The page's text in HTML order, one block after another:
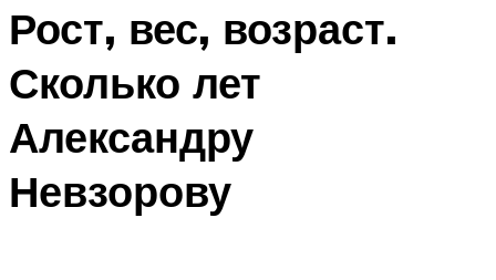
Рост, вес, возраст.
Сколько лет
Александру
Невзорову